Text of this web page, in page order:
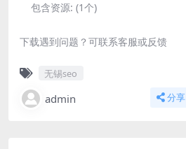
包含资源: (1个)
下载遇到问题？可联系客服或反馈
无锡seo
admin 分享